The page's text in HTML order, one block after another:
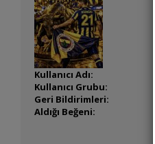
Kullanıcı Adı:
Kullanıcı Grubu:
Geri Bildirimleri:
Aldığı Beğeni: